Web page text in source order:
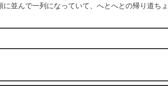
に並んで一列になっていて、へとへとの帰り道ち